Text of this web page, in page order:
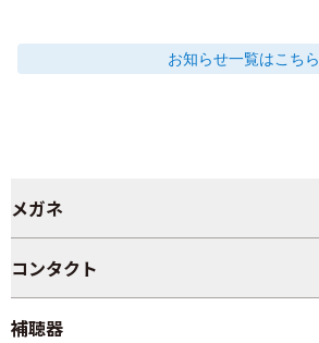
お知らせ一覧はこちら
メガネ
コンタクト
補聴器